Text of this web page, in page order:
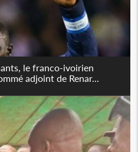
le franco-ivoirien
adjoint de Renar...